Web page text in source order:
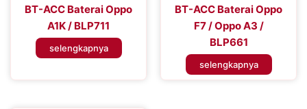
BT-ACC Baterai Oppo
A1K / BLP711
selengkapnya
BT-ACC Baterai Oppo
F7 / Oppo A3 /
BLP661
selengkapnya